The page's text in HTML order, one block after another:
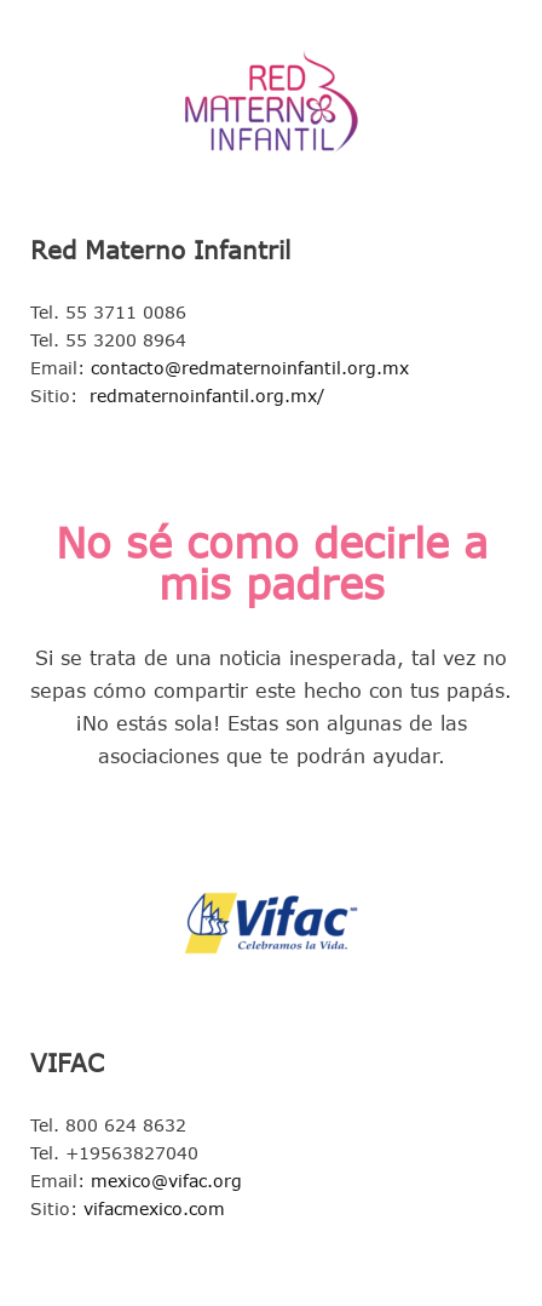
Red Materno Infantril
Tel. 55 3711 0086
Tel. 55 3200 8964
Email: contacto@redmaternoinfantil.org.mx
Sitio: redmaternoinfantil.org.mx/
No sé como decirle a
mis padres
Si se trata de una noticia inesperada, tal vez no
sepas cómo compartir este hecho con tus papás.
¡No estás sola! Estas son algunas de las
asociaciones que te podrán ayudar.
VIFAC
Tel. 800 624 8632
Tel. +19563827040
Email: mexico@vifac.org
Sitio: vifacmexico.com